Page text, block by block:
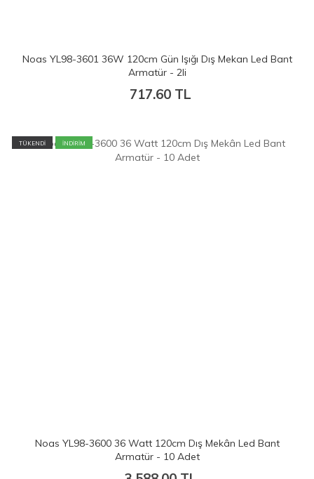
Noas YL98-3601 36W 120cm Gün Işığı Dış Mekan Led Bant
Armatür - 2li
717.60 TL
TÜKENDİ İNDİRİM
Noas YL98-3600 36 Watt 120cm Dış Mekân Led Bant
Armatür - 10 Adet